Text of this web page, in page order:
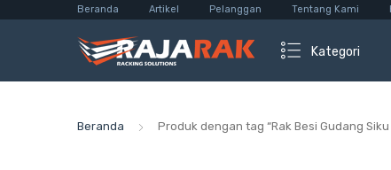
Beranda Artikel Pelanggan Tentang Kami
Kategori
Beranda Produk dengan tag “Rak Besi Gudang